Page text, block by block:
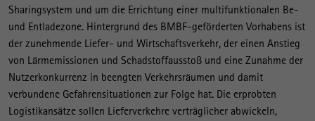
Sharingsystem und um die Errichtung einer multifunktionalen Be-
und Entladezone. Hintergrund des BMBF-geförderten Vorhabens ist
der zunehmende Liefer- und Wirtschaftsverkehr, der einen Anstieg
von Lärmemissionen und Schadstoffausstoß und eine Zunahme der
Nutzerkonkurrenz in beengten Verkehrsräumen und damit
verbundene Gefahrensituationen zur Folge hat. Die erprobten
Logistikansätze sollen Lieferverkehre verträglicher abwickeln,